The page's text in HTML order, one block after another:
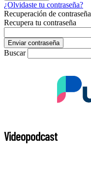
¿Olvidaste tu contraseña?
Recuperación de contraseña
Recupera tu contraseña
Buscar
Videopodcast